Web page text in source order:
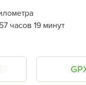
часов 19 минут